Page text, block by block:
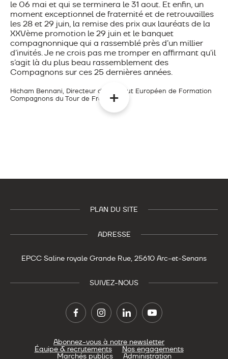
le 06 mai et qui se terminera le 31 aout. Et enfin, un
moment exceptionnel de fraternité et de retrouvailles
les 28 et 29 juin, la remise des prix aux lauréats de la
XXVème promotion le 29 juin et le banquet
compagnonnique qui a rassemblé près d’un millier
d’invités. Je ne crois pas me tromper en affirmant qu’il
s’agit là du plus beau rassemblement des
Compagnons sur ces 25 dernières années.
Hicham Bennani, Directeur de l’Institut Européen de Formation
Compagnons du Tour de France
PLAN DU SITE
ADRESSE
EPCC Saline royale Grande Rue, 25610 Arc-et-Senans
SUIVEZ-NOUS
Abonnez-vous à notre newsletter
Équipe & recrutements Nos engagements
Marchés publics Administration